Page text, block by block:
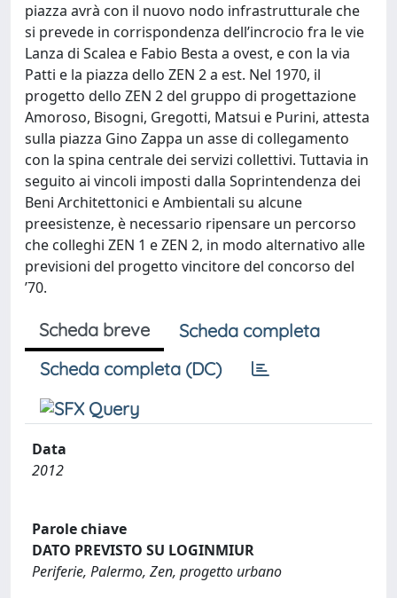
piazza avrà con il nuovo nodo infrastrutturale che
si prevede in corrispondenza dell’incrocio fra le vie
Lanza di Scalea e Fabio Besta a ovest, e con la via
Patti e la piazza dello ZEN 2 a est. Nel 1970, il
progetto dello ZEN 2 del gruppo di progettazione
Amoroso, Bisogni, Gregotti, Matsui e Purini, attesta
sulla piazza Gino Zappa un asse di collegamento
con la spina centrale dei servizi collettivi. Tuttavia in
seguito ai vincoli imposti dalla Soprintendenza dei
Beni Architettonici e Ambientali su alcune
preesistenze, è necessario ripensare un percorso
che colleghi ZEN 1 e ZEN 2, in modo alternativo alle
previsioni del progetto vincitore del concorso del
’70.
Scheda breve
Scheda completa
Scheda completa (DC)
Data
2012
Parole chiave
DATO PREVISTO SU LOGINMIUR
Periferie, Palermo, Zen, progetto urbano